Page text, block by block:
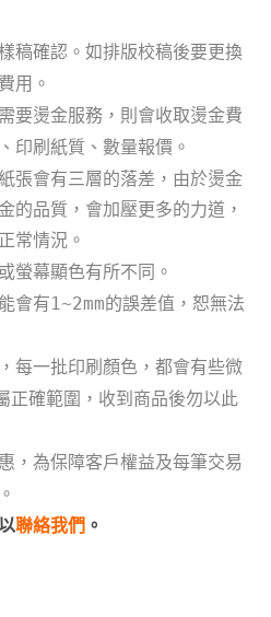
稿確認。如排版校稿後要更換
用。
要燙金服務，則會收取燙金費
印刷紙質、數量報價。
張會有三層的落差，由於燙金
的品質，會加壓更多的力道，
常情況 。
螢幕顯色有所不同。
會有1~2mm的誤差值，恕無法
每一批印刷顏色，都會有些微
正確範圍，收到商品後勿以此
，為保障客戶權益及每筆交易
聯絡我們 。